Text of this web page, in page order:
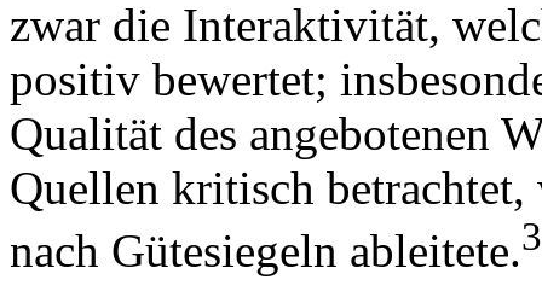
zwar die Interaktivität,
positiv bewertet;
Qualität des angebotenen
Quellen kritisch betrachtet,
nach Gütesiegeln ableitete.3